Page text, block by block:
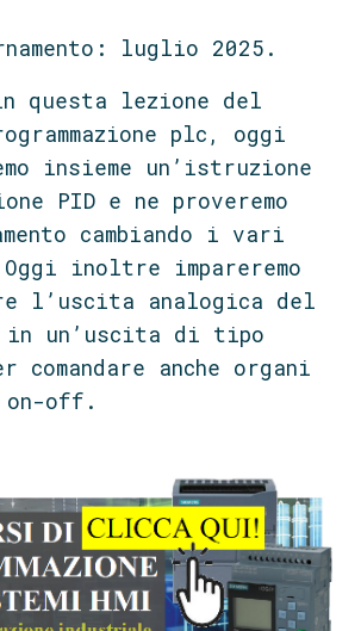
luglio 2025.
questa lezione del
plc, oggi
insieme un’istruzione
PID e ne proveremo
cambiando i vari
inoltre impareremo
l’uscita analogica del
in un’uscita di tipo
comandare anche organi
off.